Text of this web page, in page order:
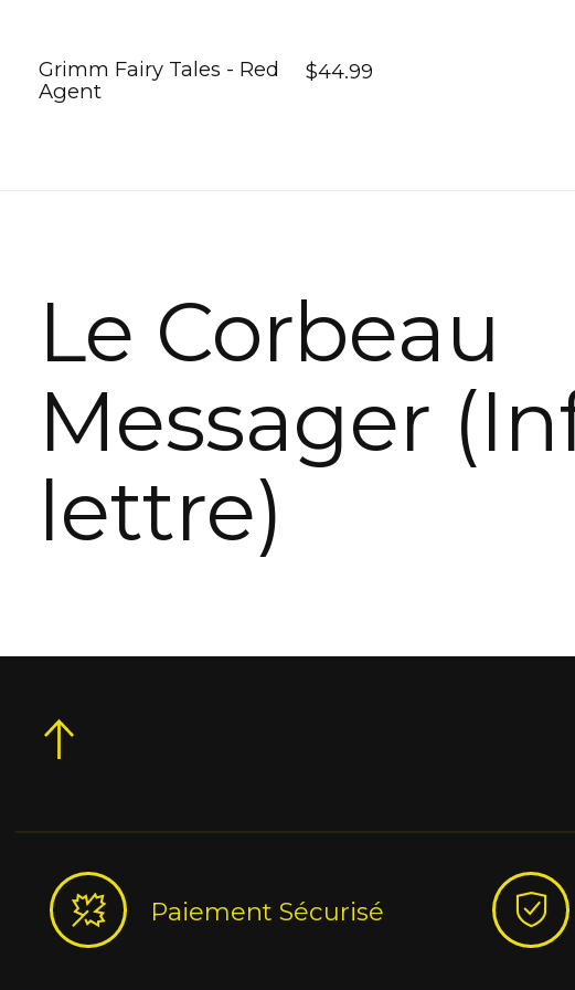
Grimm Fairy Tales - Red
Agent
$44.99
Le Corbeau
Messager
lettre)
Paiement Sécurisé